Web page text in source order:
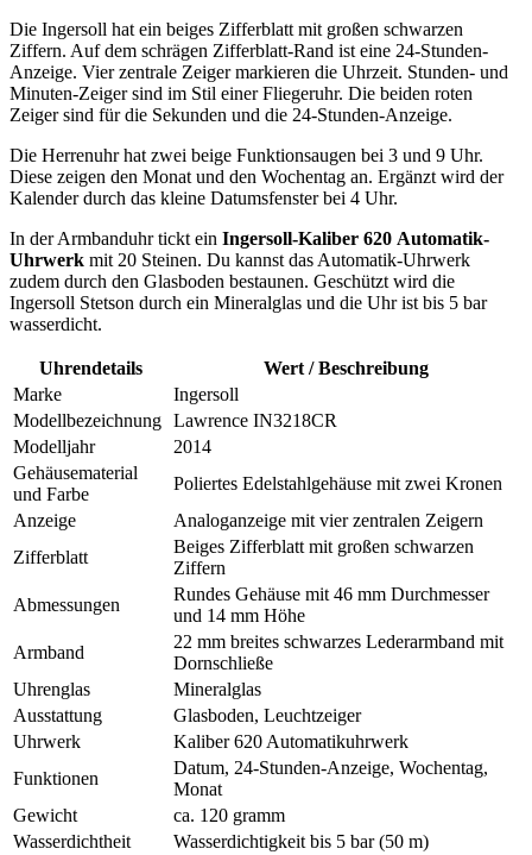
Die Ingersoll hat ein beiges Zifferblatt mit großen schwarzen
Ziffern. Auf dem schrägen Zifferblatt-Rand ist eine 24-Stunden-
Anzeige. Vier zentrale Zeiger markieren die Uhrzeit. Stunden- und
Minuten-Zeiger sind im Stil einer Fliegeruhr. Die beiden roten
Zeiger sind für die Sekunden und die 24-Stunden-Anzeige.
Die Herrenuhr hat zwei beige Funktionsaugen bei 3 und 9 Uhr.
Diese zeigen den Monat und den Wochentag an. Ergänzt wird der
Kalender durch das kleine Datumsfenster bei 4 Uhr.
In der Armbanduhr tickt ein Ingersoll-Kaliber 620 Automatik-
Uhrwerk mit 20 Steinen. Du kannst das Automatik-Uhrwerk
zudem durch den Glasboden bestaunen. Geschützt wird die
Ingersoll Stetson durch ein Mineralglas und die Uhr ist bis 5 bar
wasserdicht.
Uhrendetails
Wert / Beschreibung
Marke
Ingersoll
Modellbezeichnung Lawrence IN3218CR
Modelljahr
2014
Gehäusematerial
und Farbe
Poliertes Edelstahlgehäuse mit zwei Kronen
Anzeige
Analoganzeige mit vier zentralen Zeigern
Zifferblatt
Beiges Zifferblatt mit großen schwarzen
Ziffern
Abmessungen
Rundes Gehäuse mit 46 mm Durchmesser
und 14 mm Höhe
Armband
22 mm breites schwarzes Lederarmband mit
Dornschließe
Uhrenglas
Mineralglas
Ausstattung
Glasboden, Leuchtzeiger
Uhrwerk
Kaliber 620 Automatikuhrwerk
Funktionen
Datum, 24-Stunden-Anzeige, Wochentag,
Monat
Gewicht
ca. 120 gramm
Wasserdichtheit
Wasserdichtigkeit bis 5 bar (50 m)